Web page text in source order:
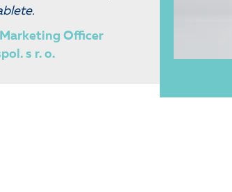
Officer
s r. o.